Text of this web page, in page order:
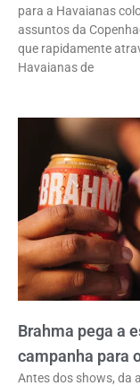
para a Havaianas
assuntos da
que rapidamente
Havaianas de
Brahma pega a
campanha para
Antes dos shows, da